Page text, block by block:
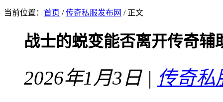
当前位置： 首页 /传奇私服发布网 / 正文
战士的蜕变能否离开传奇辅
2026年1月3日 | 传奇私